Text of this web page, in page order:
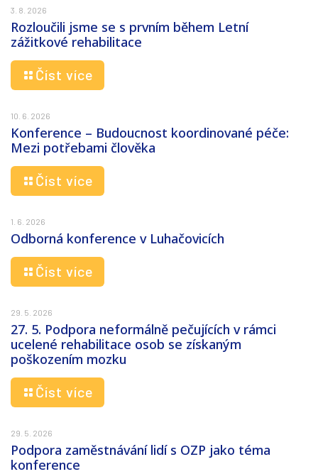
3. 8. 2026
Rozloučili jsme se s prvním během Letní
zážitkové rehabilitace
Číst více
10. 6. 2026
Konference – Budoucnost koordinované péče:
Mezi potřebami člověka
Číst více
1. 6. 2026
Odborná konference v Luhačovicích
Číst více
29. 5. 2026
27. 5. Podpora neformálně pečujících v rámci
ucelené rehabilitace osob se získaným
poškozením mozku
Číst více
29. 5. 2026
Podpora zaměstnávání lidí s OZP jako téma
konference